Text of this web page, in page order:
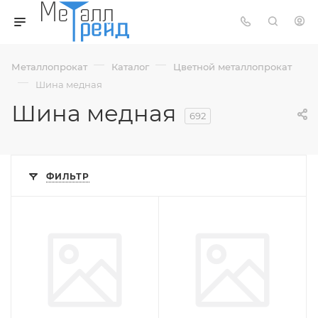
Металлопрокат — Каталог — Цветной металлопрокат
— Шина медная
Шина медная 692
ФИЛЬТР